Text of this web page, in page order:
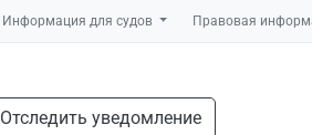
Информация для судов Правовая
Отследить уведомление